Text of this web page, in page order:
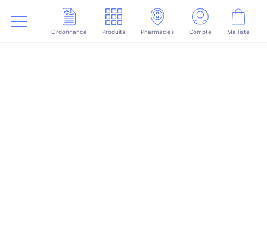
Ordonnance Produits Pharmacies Compte Ma liste